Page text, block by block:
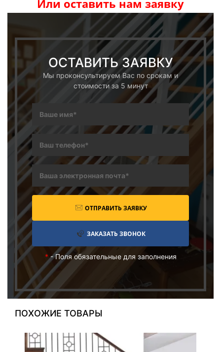
Или оставить нам заявку
ОСТАВИТЬ ЗАЯВКУ
Мы проконсультируем Вас по срокам и
стоимости за 5 минут
ОТПРАВИТЬ ЗАЯВКУ
ЗАКАЗАТЬ ЗВОНОК
*- Поля обязательные для заполнения
ПОХОЖИЕ ТОВАРЫ